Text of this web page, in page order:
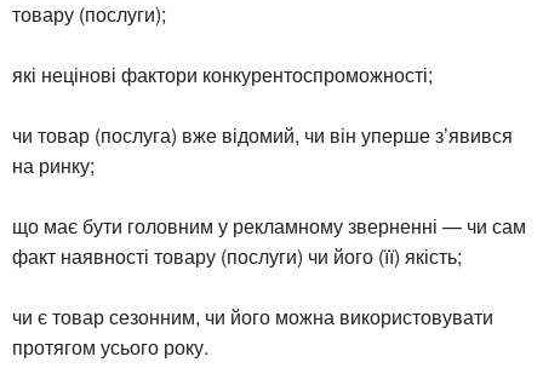
товару (послуги);
які нецінові фактори конкурентоспроможності;
чи товар (послуга) вже відомий, чи він уперше з’явився
на ринку;
що має бути головним у рекламному зверненні — чи сам
факт наявності товару (послуги) чи його (її) якість;
чи є товар сезонним, чи його можна використовувати
протягом усього року.